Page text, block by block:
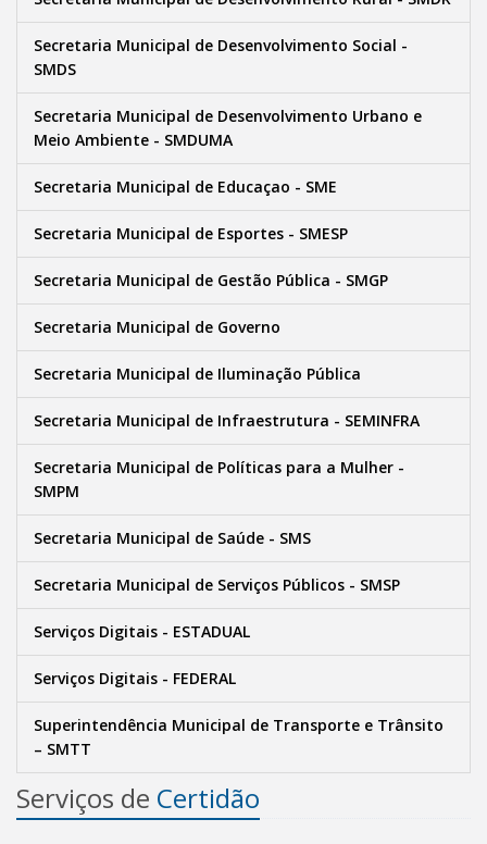
Secretaria Municipal de Desenvolvimento Social -
SMDS
Secretaria Municipal de Desenvolvimento Urbano e
Meio Ambiente - SMDUMA
Secretaria Municipal de Educaçao - SME
Secretaria Municipal de Esportes - SMESP
Secretaria Municipal de Gestão Pública - SMGP
Secretaria Municipal de Governo
Secretaria Municipal de Iluminação Pública
Secretaria Municipal de Infraestrutura - SEMINFRA
Secretaria Municipal de Políticas para a Mulher -
SMPM
Secretaria Municipal de Saúde - SMS
Secretaria Municipal de Serviços Públicos - SMSP
Serviços Digitais - ESTADUAL
Serviços Digitais - FEDERAL
Superintendência Municipal de Transporte e Trânsito
– SMTT
Serviços de Certidão